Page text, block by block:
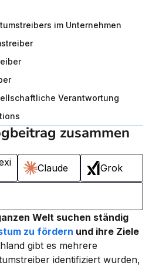
im Unternehmen
Verantwortung
zusammen
Claude Grok
Welt suchen ständig
zu fördern und ihre Ziele
gibt es mehrere
identifiziert wurden,